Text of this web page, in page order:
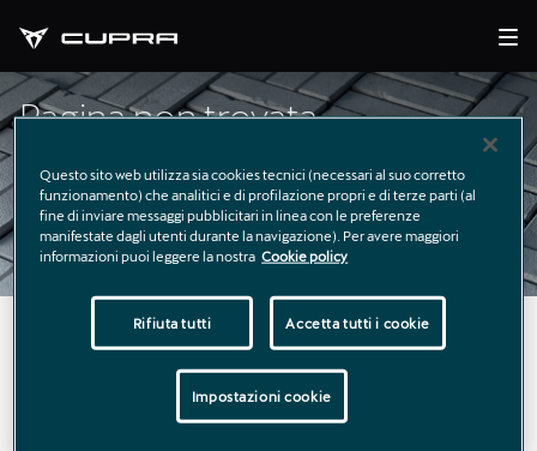
Pagina non trovata
La pagina richiesta non è stata trovata.
Puoi continuare a esplorare il sito usando il menù di
navigazione qui sopra.
Questo sito web utilizza sia cookies tecnici (necessari al suo corretto
funzionamento) che analitici e di profilazione propri e di terze parti (al
fine di inviare messaggi pubblicitari in linea con le preferenze
manifestate dagli utenti durante la navigazione). Per avere maggiori
informazioni puoi leggere la nostra Cookie policy
Rifiuta tutti Accetta tutti i cookie
Impostazioni cookie